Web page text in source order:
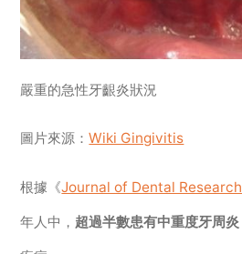
嚴重的急性牙齦炎狀況
圖片來源：Wiki Gingivitis
根據《Journal of Dental Research
年人中， 超過半數患有中重度牙周炎